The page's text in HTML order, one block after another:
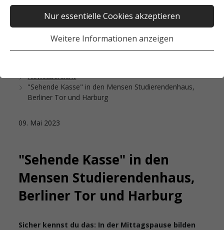
Nur essentielle Cookies akzeptieren
Weitere Informationen anzeigen
Newsübersicht
"Sehende Kasse" in den Mensen Studierendenhaus,
Berliner Tor und Harburg
09. Mai 2023
"Sehende Kasse" in den
Mensen Studierendenhaus,
Berliner Tor und Harburg
Sicher kennst du das: In der Mittagspause bilden